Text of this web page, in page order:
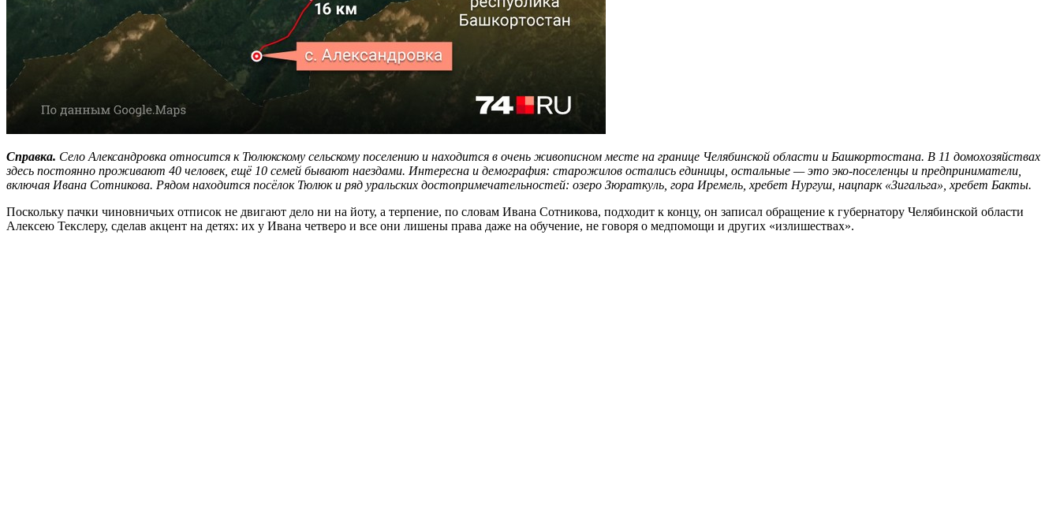
Справка. Село Александровка относится к Тюлюкскому сельскому поселению и находится в очень живописном месте на границе Челябинской области и Башкортостана. В 11 домохозяйствах
здесь постоянно проживают 40 человек, ещё 10 семей бывают наездами. Интересна и демография: старожилов остались единицы, остальные — это эко-поселенцы и предприниматели,
включая Ивана Сотникова. Рядом находится посёлок Тюлюк и ряд уральских достопримечательностей: озеро Зюраткуль, гора Иремель, хребет Нургуш, нацпарк «Зигальга», хребет Бакты.
Поскольку пачки чиновничьих отписок не двигают дело ни на йоту, а терпение, по словам Ивана Сотникова, подходит к концу, он записал обращение к губернатору Челябинской области
Алексею Текслеру, сделав акцент на детях: их у Ивана четверо и все они лишены права даже на обучение, не говоря о медпомощи и других «излишествах».